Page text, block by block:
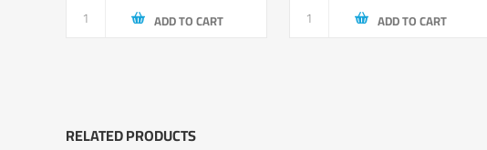
ADD TO CART ADD TO CART
RELATED PRODUCTS